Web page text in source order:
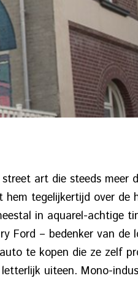
art die steeds meer
tegelijkertijd over de
in aquarel-achtige
Ford – bedenker van de
te kopen die ze zelf
uiteen. Mono-